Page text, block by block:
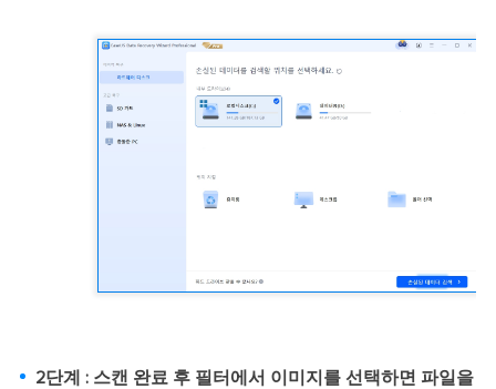
2단계 : 스캔 완료 후 필터에서 이미지를 선택하면 파일을